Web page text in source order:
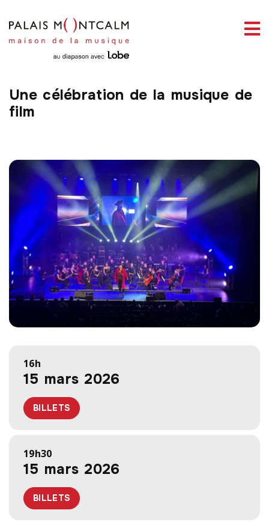
La Musique de Hans
Une célébration de la musique de
film
16h
15 mars 2026
BILLETS
19h30
15 mars 2026
BILLETS